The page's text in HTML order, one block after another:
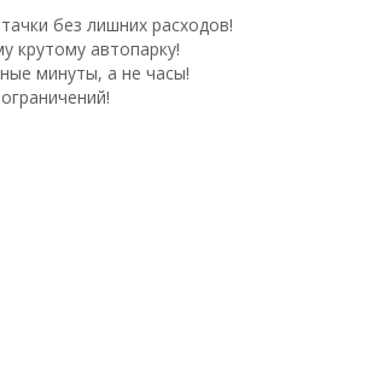
без лишних расходов!
крутому автопарку!
минуты, а не часы!